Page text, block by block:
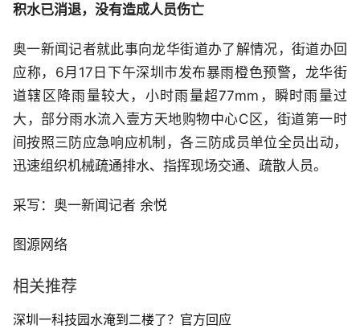
积水已消退，没有造成人员伤亡
奥一新闻记者就此事向龙华街道办了解情况，街道办回
应称，6月17日下午深圳市发布暴雨橙色预警，龙华街
道辖区降雨量较大，小时雨量超77mm，瞬时雨量过
大，部分雨水流入壹方天地购物中心C区，街道第一时
间按照三防应急响应机制，各三防成员单位全员出动，
迅速组织机械疏通排水、指挥现场交通、疏散人员。
采写：奥一新闻记者 余悦
图源网络
相关推荐
深圳一科技园水淹到二楼了？官方回应